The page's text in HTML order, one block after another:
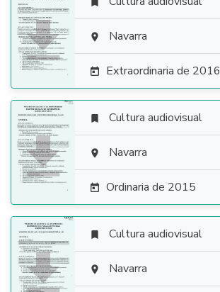
  Navarra
 Extraordinaria de 2016

 Cultura audiovisual
 Navarra
 Ordinaria de 2015

 Cultura audiovisual
 Navarra